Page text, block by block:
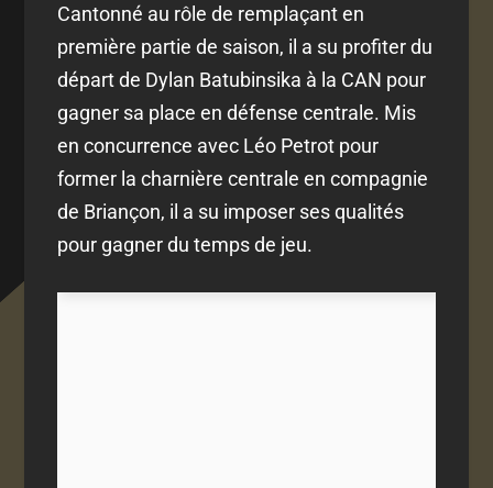
Cantonné au rôle de remplaçant en
première partie de saison, il a su profiter du
départ de Dylan Batubinsika à la CAN pour
gagner sa place en défense centrale. Mis
en concurrence avec Léo Petrot pour
former la charnière centrale en compagnie
de Briançon, il a su imposer ses qualités
pour gagner du temps de jeu.